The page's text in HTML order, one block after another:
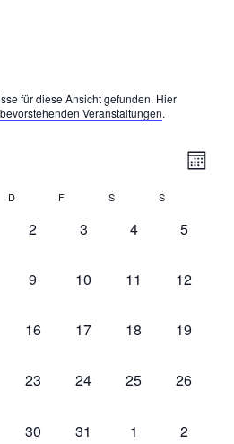
für diese Ansicht gefunden. Hier
Veranstaltungen.
Monat
D F S S
0
2
0
3
0
4
0
5
0
9
0
10
0
11
0
12
0
16
0
17
0
18
0
19
0
23
0
24
0
25
0
26
0
30
0
31
0
1
0
2